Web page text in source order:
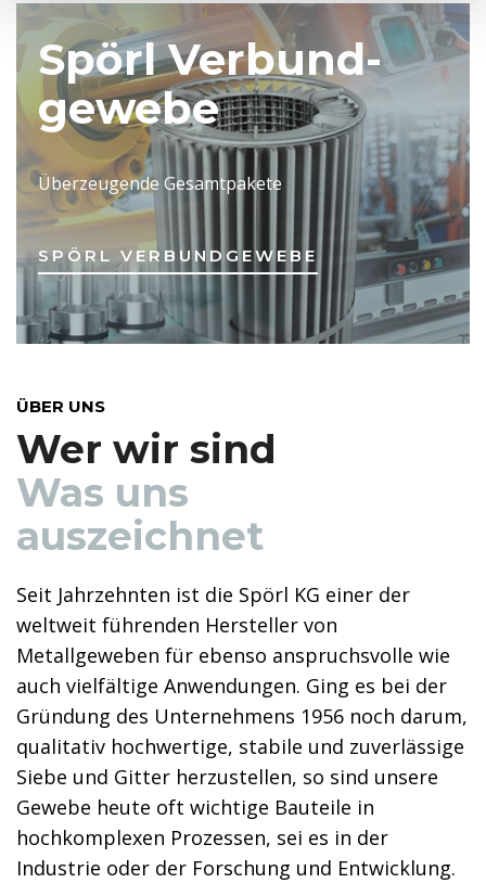
Spörl Verbund-
gewebe
Überzeugende Gesamtpakete
SPÖRL VERBUNDGEWEBE
ÜBER UNS
Wer wir sind
Was uns
auszeichnet
Seit Jahrzehnten ist die Spörl KG einer der
weltweit führenden Hersteller von
Metallgeweben für ebenso anspruchsvolle wie
auch vielfältige Anwendungen. Ging es bei der
Gründung des Unternehmens 1956 noch darum,
qualitativ hochwertige, stabile und zuverlässige
Siebe und Gitter herzustellen, so sind unsere
Gewebe heute oft wichtige Bauteile in
hochkomplexen Prozessen, sei es in der
Industrie oder der Forschung und Entwicklung.